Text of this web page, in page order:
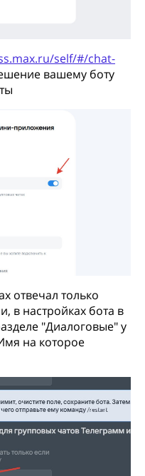
self/#/chat-
вашему боту
отвечал только
в настройках бота в
"Диалоговые" у
на которое